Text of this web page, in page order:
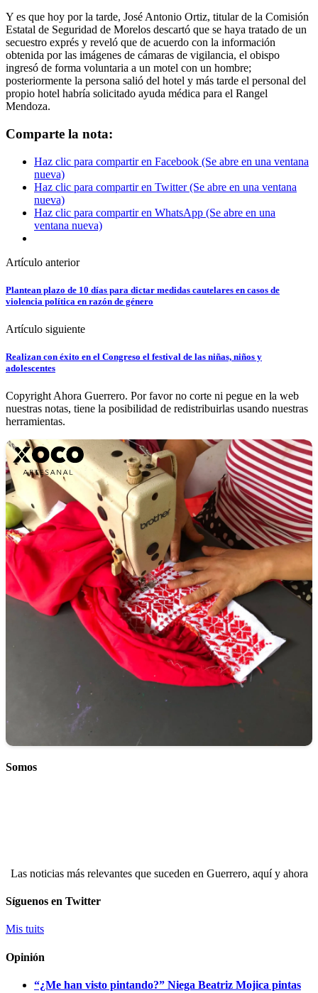
Y es que hoy por la tarde, José Antonio Ortiz, titular de la Comisión
Estatal de Seguridad de Morelos descartó que se haya tratado de un
secuestro exprés y reveló que de acuerdo con la información
obtenida por las imágenes de cámaras de vigilancia, el obispo
ingresó de forma voluntaria a un motel con un hombre;
posteriormente la persona salió del hotel y más tarde el personal del
propio hotel habría solicitado ayuda médica para el Rangel
Mendoza.
Comparte la nota:
Haz clic para compartir en Facebook (Se abre en una ventana
nueva)
Haz clic para compartir en Twitter (Se abre en una ventana
nueva)
Haz clic para compartir en WhatsApp (Se abre en una
ventana nueva)
Artículo anterior
Plantean plazo de 10 días para dictar medidas cautelares en casos de
violencia política en razón de género
Artículo siguiente
Realizan con éxito en el Congreso el festival de las niñas, niños y
adolescentes
Copyright Ahora Guerrero. Por favor no corte ni pegue en la web
nuestras notas, tiene la posibilidad de redistribuirlas usando nuestras
herramientas.
Somos
Las noticias más relevantes que suceden en Guerrero, aquí y ahora
Síguenos en Twitter
Mis tuits
Opinión
“¿Me han visto pintando?” Niega Beatriz Mojica pintas